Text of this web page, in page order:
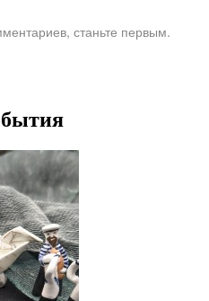
станьте первым.